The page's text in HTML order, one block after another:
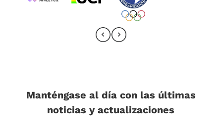
Manténgase al día con las últimas
noticias y actualizaciones